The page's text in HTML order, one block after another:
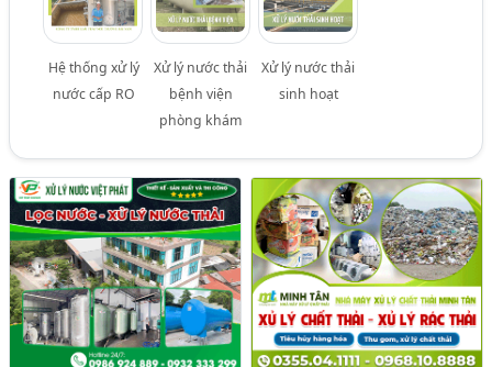
Hệ thống xử lý
nước cấp RO
Xử lý nước thải
bệnh viện
phòng khám
Xử lý nước thải
sinh hoạt